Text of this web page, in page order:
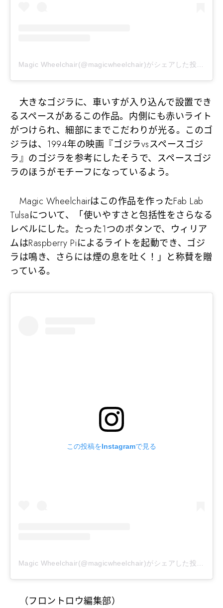
大きなゴジラに、車いすが入り込んで設置でき
るスペースがあるこの作品。内側にも赤いライト
がつけられ、細部にまでこだわりが光る。このゴ
ジラは、1994年の映画『ゴジラvsスペースゴジ
ラ』のゴジラを参考にしたそうで、スペースゴジ
ラのほうがモチーフになっているよう。
Magic Wheelchairはこの作品を作ったFab Lab
Tulsaについて、「使いやすさと包括性をさらなる
レベルにした。たった1つのボタンで、ウィリア
ムはRaspberry Piによるライトを起動でき、ゴジ
ラは鳴き、さらには煙の息を吐く！」と称賛を贈
っている。
この投稿をInstagramで見る
（フロントロウ編集部）